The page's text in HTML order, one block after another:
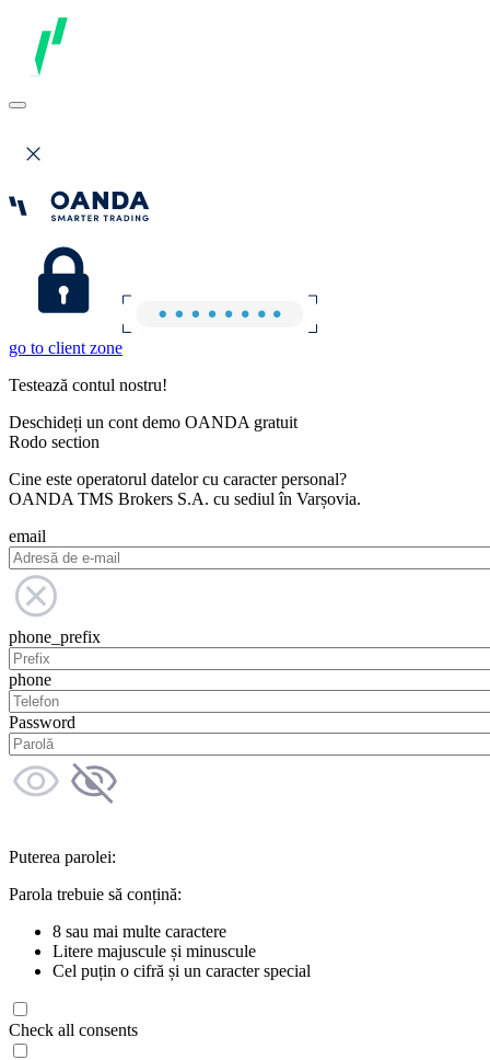
go to client zone
Testează contul nostru!
Deschideți un cont demo OANDA gratuit
Rodo section
Cine este operatorul datelor cu caracter personal?
OANDA TMS Brokers S.A. cu sediul în Varșovia.
email
phone_prefix
phone
Password
Puterea parolei:
Parola trebuie să conțină:
8 sau mai multe caractere
Litere majuscule și minuscule
Cel puțin o cifră și un caracter special
Check all consents